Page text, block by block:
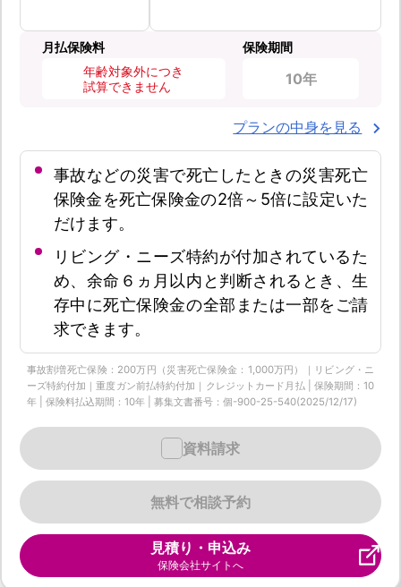
月払保険料
年齢対象外につき
試算できません
保険期間
10年
プランの中身を見る
事故などの災害で死亡したときの災害死亡
保険金を死亡保険金の2倍～5倍に設定いた
だけます。
リビング・ニーズ特約が付加されているた
め、余命６ヵ月以内と判断されるとき、生
存中に死亡保険金の全部または一部をご請
求できます。
事故割増死亡保険：200万円（災害死亡保険金：1,000万円）｜リビング・ニ
ーズ特約付加｜重度ガン前払特約付加｜クレジットカード月払 | 保険期間：10
年 | 保険料払込期間：10年 | 募集文書番号：個-900-25-540(2025/12/17)
無料で相談予約
資料請求
見積り・申込み
保険会社サイトへ